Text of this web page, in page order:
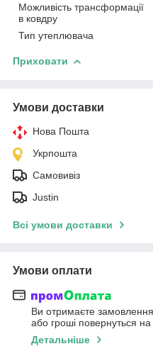
Можливість трансформації
в ковдру
Тип утеплювача
Приховати
Умови доставки
Нова Пошта
Укрпошта
Самовивіз
Justin
Всі умови доставки
Умови оплати
Ви отримаєте замовлення
або гроші повернуться
Детальніше